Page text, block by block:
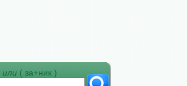
или ( за+ник )